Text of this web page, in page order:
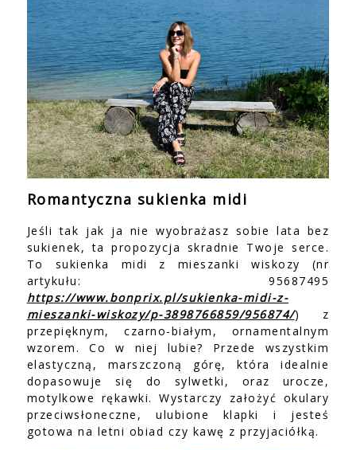
Romantyczna sukienka midi
Jeśli tak jak ja nie wyobrażasz sobie lata bez
sukienek, ta propozycja skradnie Twoje serce.
To sukienka midi z mieszanki wiskozy (nr
artykułu: 95687495
https://www.bonprix.pl/sukienka-midi-z-
mieszanki-wiskozy/p-3898766859/956874/) z
przepięknym, czarno-białym, ornamentalnym
wzorem. Co w niej lubie? Przede wszystkim
elastyczną, marszczoną górę, która idealnie
dopasowuje się do sylwetki, oraz urocze,
motylkowe rękawki. Wystarczy założyć okulary
przeciwsłoneczne, ulubione klapki i jesteś
gotowa na letni obiad czy kawę z przyjaciółką.